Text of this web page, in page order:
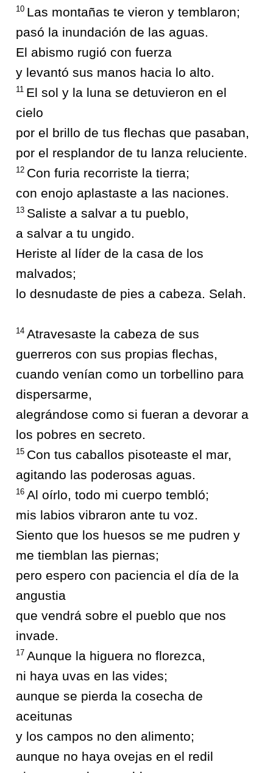
10 Las montañas te vieron y temblaron;
pasó la inundación de las aguas.
El abismo rugió con fuerza
y levantó sus manos hacia lo alto.
11 El sol y la luna se detuvieron en el
cielo
por el brillo de tus flechas que pasaban,
por el resplandor de tu lanza reluciente.
12 Con furia recorriste la tierra;
con enojo aplastaste a las naciones.
13 Saliste a salvar a tu pueblo,
a salvar a tu ungido.
Heriste al líder de la casa de los
malvados;
lo desnudaste de pies a cabeza. Selah.
14 Atravesaste la cabeza de sus
guerreros con sus propias flechas,
cuando venían como un torbellino para
dispersarme,
alegrándose como si fueran a devorar a
los pobres en secreto.
15 Con tus caballos pisoteaste el mar,
agitando las poderosas aguas.
16 Al oírlo, todo mi cuerpo tembló;
mis labios vibraron ante tu voz.
Siento que los huesos se me pudren y
me tiemblan las piernas;
pero espero con paciencia el día de la
angustia
que vendrá sobre el pueblo que nos
invade.
17 Aunque la higuera no florezca,
ni haya uvas en las vides;
aunque se pierda la cosecha de
aceitunas
y los campos no den alimento;
aunque no haya ovejas en el redil